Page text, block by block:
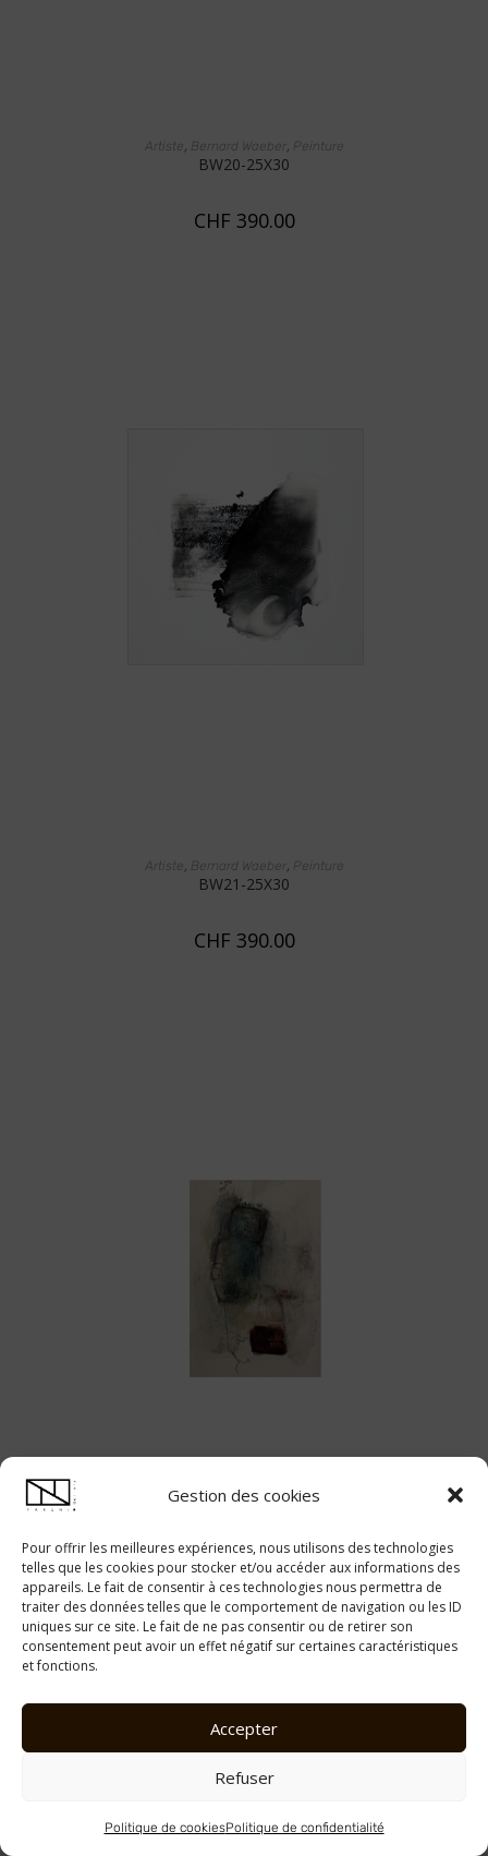
Gestion des cookies
Pour offrir les meilleures expériences, nous utilisons des technologies
telles que les cookies pour stocker et/ou accéder aux informations des
appareils. Le fait de consentir à ces technologies nous permettra de
traiter des données telles que le comportement de navigation ou les ID
uniques sur ce site. Le fait de ne pas consentir ou de retirer son
consentement peut avoir un effet négatif sur certaines caractéristiques
et fonctions.
Accepter
Refuser
Politique de cookiesPolitique de confidentialité
AJOUTER AU PANIER
Artiste, Bernard Waeber , Peinture
BW20-25X30
CHF 390.00
AJOUTER AU PANIER
Artiste, Bernard Waeber , Peinture
BW21-25X30
CHF 390.00
AJOUTER AU PANIER
Artiste,Nadège Demont Poyet,Peinture
ND01-16X24
435.00